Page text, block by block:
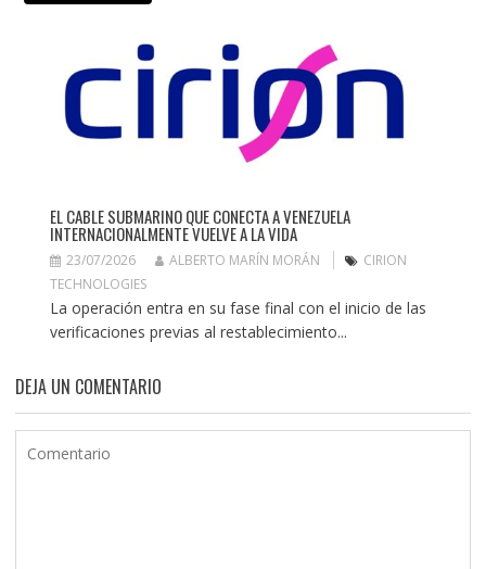
EL CABLE SUBMARINO QUE CONECTA A VENEZUELA
INTERNACIONALMENTE VUELVE A LA VIDA
23/07/2026 ALBERTO MARÍN MORÁN
CIRION
TECHNOLOGIES
La operación entra en su fase final con el inicio de las
verificaciones previas al restablecimiento...
DEJA UN COMENTARIO